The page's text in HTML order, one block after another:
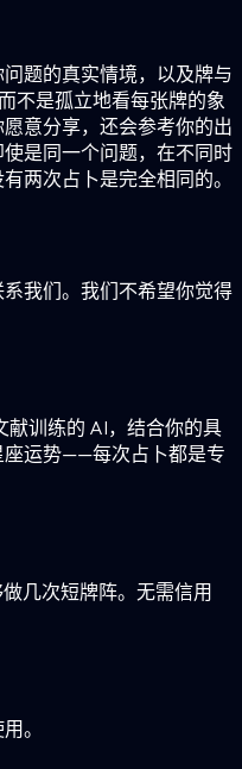
题的真实情境，以及牌与
不是孤立地看每张牌的象
意分享，还会参考你的出
是同一个问题，在不同时
两次占卜是完全相同的。
我们。我们不希望你觉得
献训练的 AI，结合你的具
座运势——每次占卜都是专
几次短牌阵。无需信用
。